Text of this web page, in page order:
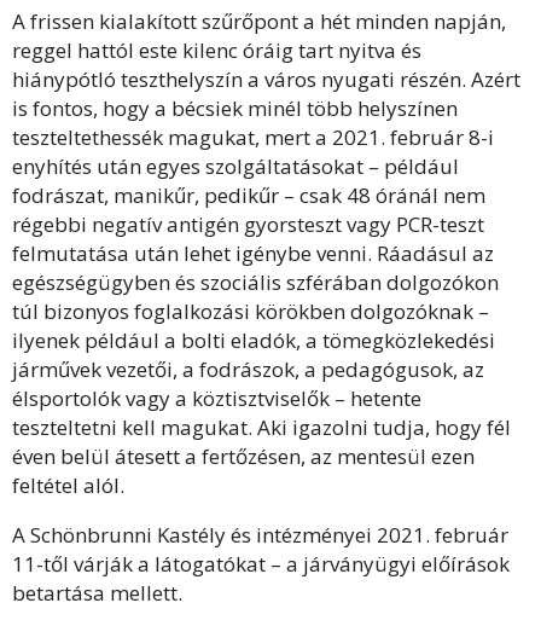
A frissen kialakított szűrőpont a hét minden napján,
reggel hattól este kilenc óráig tart nyitva és
hiánypótló teszthelyszín a város nyugati részén. Azért
is fontos, hogy a bécsiek minél több helyszínen
teszteltethessék magukat, mert a 2021. február 8-i
enyhítés után egyes szolgáltatásokat – például
fodrászat, manikűr, pedikűr – csak 48 óránál nem
régebbi negatív antigén gyorsteszt vagy PCR-teszt
felmutatása után lehet igénybe venni. Ráadásul az
egészségügyben és szociális szférában dolgozókon
túl bizonyos foglalkozási körökben dolgozóknak –
ilyenek például a bolti eladók, a tömegközlekedési
járművek vezetői, a fodrászok, a pedagógusok, az
élsportolók vagy a köztisztviselők – hetente
teszteltetni kell magukat. Aki igazolni tudja, hogy fél
éven belül átesett a fertőzésen, az mentesül ezen
feltétel alól.
A Schönbrunni Kastély és intézményei 2021. február
11-től várják a látogatókat – a járványügyi előírások
betartása mellett.